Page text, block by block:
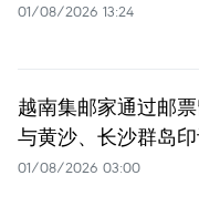
01/08/2026 13:24
越南集邮家通过邮
与黄沙、长沙群岛
01/08/2026 03:00